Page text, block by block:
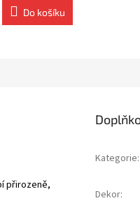
Do košíku
přirozeně,
Kategorie:
Dekor: